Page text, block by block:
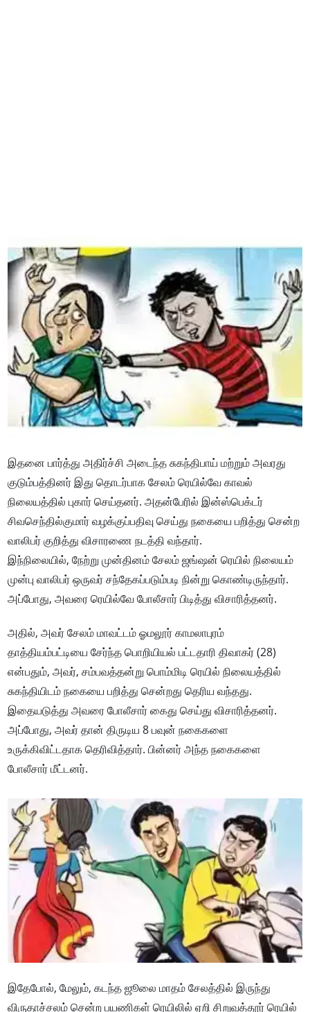
இதனை பார்த்து அதிர்ச்சி அடைந்த சுகந்திபாய் மற்றும் அவரது
குடும்பத்தினர் இது தொடர்பாக சேலம் ரெயில்வே காவல்
நிலையத்தில் புகார் செய்தனர். அதன்பேரில் இன்ஸ்பெக்டர்
சிவசெந்தில்குமார் வழக்குப்பதிவு செய்து நகையை பறித்து சென்ற
வாலிபர் குறித்து விசாரணை நடத்தி வந்தார்.
இந்நிலையில், நேற்று முன்தினம் சேலம் ஜங்ஷன் ரெயில் நிலையம்
முன்பு வாலிபர் ஒருவர் சந்தேகப்படும்படி நின்று கொண்டிருந்தார்.
அப்போது, அவரை ரெயில்வே போலீசார் பிடித்து விசாரித்தனர்.
அதில், அவர் சேலம் மாவட்டம் ஓமலூர் காமலாபுரம்
தாத்தியம்பட்டியை சேர்ந்த பொறியியல் பட்டதாரி திவாகர் (28)
என்பதும், அவர், சம்பவத்தன்று பொம்மிடி ரெயில் நிலையத்தில்
சுகந்தியிடம் நகையை பறித்து சென்றது தெரிய வந்தது.
இதையடுத்து அவரை போலீசார் கைது செய்து விசாரித்தனர்.
அப்போது, அவர் தான் திருடிய 8 பவுன் நகைகளை
உருக்கிவிட்டதாக தெரிவித்தார். பின்னர் அந்த நகைகளை
போலீசார் மீட்டனர்.
இதேபோல், மேலும், கடந்த ஜூலை மாதம் சேலத்தில் இருந்து
விருதாச்சலம் சென்ற பயணிகள் ரெயிலில் ஏறி சிறுவத்தூர் ரெயில்